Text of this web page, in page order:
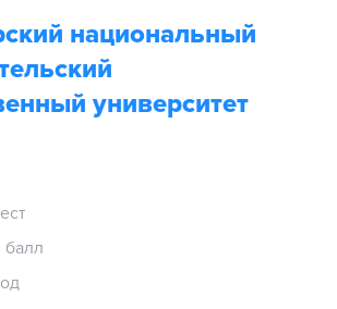
национальный
университет
балл